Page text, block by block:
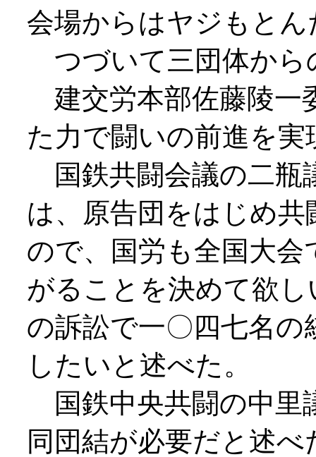
会場からはヤジもとん
つづいて三団体から
建交労本部佐藤陵一
た力で闘いの前進を
国鉄共闘会議の二瓶
は、原告団をはじめ
ので、国労も全国大
がることを決めて欲
の訴訟で一〇四七名
したいと述べた。
国鉄中央共闘の中里
同団結が必要だと述べ